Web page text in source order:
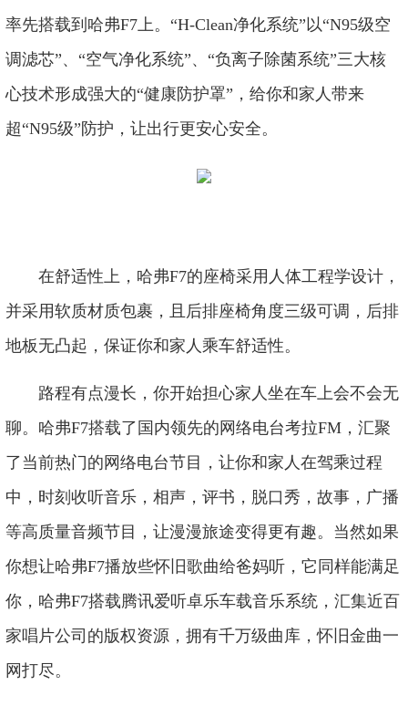
率先搭载到哈弗F7上。“H-Clean净化系统”以“N95级空
调滤芯”、“空气净化系统”、“负离子除菌系统”三大核
心技术形成强大的“健康防护罩”，给你和家人带来
超“N95级”防护，让出行更安心安全。
在舒适性上，哈弗F7的座椅采用人体工程学设计，
并采用软质材质包裹，且后排座椅角度三级可调，后排
地板无凸起，保证你和家人乘车舒适性。
路程有点漫长，你开始担心家人坐在车上会不会无
聊。哈弗F7搭载了国内领先的网络电台考拉FM，汇聚
了当前热门的网络电台节目，让你和家人在驾乘过程
中，时刻收听音乐，相声，评书，脱口秀，故事，广播
等高质量音频节目，让漫漫旅途变得更有趣。当然如果
你想让哈弗F7播放些怀旧歌曲给爸妈听，它同样能满足
你，哈弗F7搭载腾讯爱听卓乐车载音乐系统，汇集近百
家唱片公司的版权资源，拥有千万级曲库，怀旧金曲一
网打尽。